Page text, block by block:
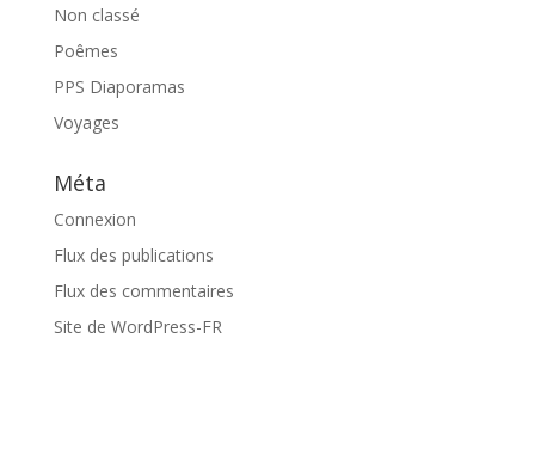
Non classé
Poêmes
PPS Diaporamas
Voyages
Méta
Connexion
Flux des publications
Flux des commentaires
Site de WordPress-FR